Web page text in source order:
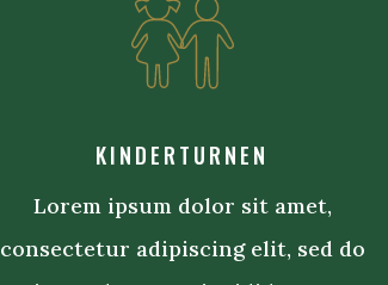
KINDERTURNEN
Lorem ipsum dolor sit amet,
consectetur adipiscing elit, sed do